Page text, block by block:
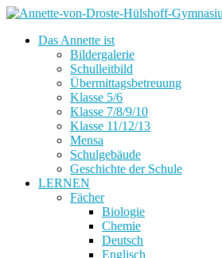
Das Annette ist
Bildergalerie
Schulleitbild
Übermittagsbetreuung
Klasse 5/6
Klasse 7/8/9/10
Klasse 11/12/13
Mensa
Schulgebäude
Geschichte der Schule
LERNEN
Fächer
Biologie
Chemie
Deutsch
Englisch